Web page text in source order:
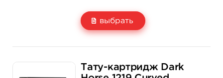
выбрать
1 700 руб.
Тату-картридж Dark